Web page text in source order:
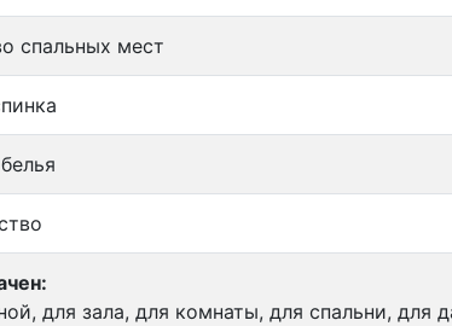
спальных мест
для зала, для комнаты, для спальни, для